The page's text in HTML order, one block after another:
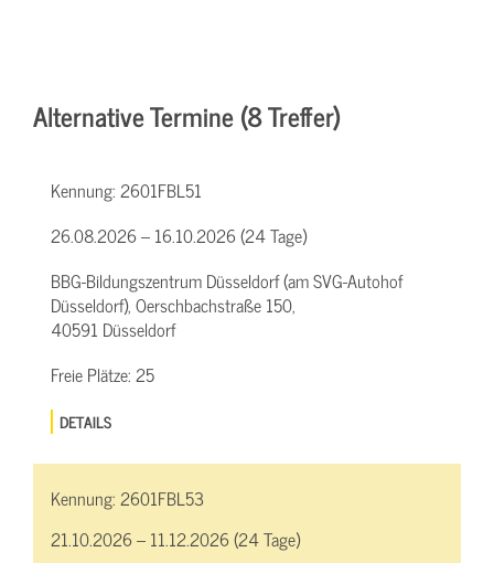
Alternative Termine (8 Treffer)
Kennung:2601FBL51
26.08.2026 – 16.10.2026 (24 Tage)
BBG-Bildungszentrum Düsseldorf (am SVG-Autohof
Düsseldorf), Oerschbachstraße 150,
40591 Düsseldorf
Freie Plätze:25
DETAILS
Kennung:2601FBL53
21.10.2026 – 11.12.2026 (24 Tage)